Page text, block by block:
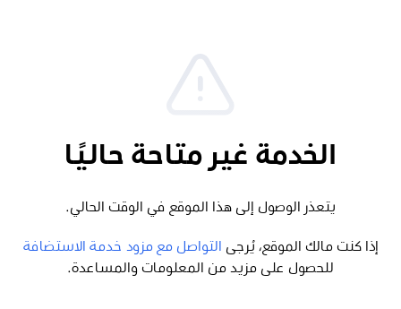
الخدمة غير متاحة حاليًا
يتعذر الوصول إلى هذا الموقع في الوقت الحالي.
إذا كنت مالك الموقع، يُرجى
التواصل مع مزود خدمة الاستضافة
للحصول على مزيد من المعلومات والمساعدة.